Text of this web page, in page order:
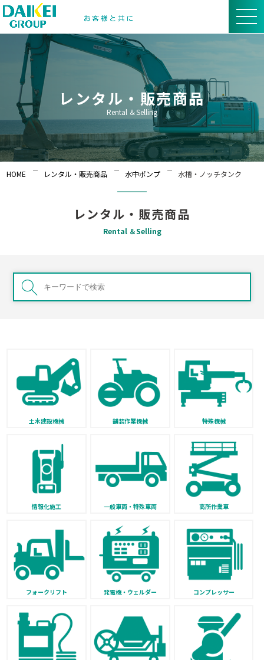
レンタル・販売商品
Rental ＆Selling
HOME レンタル・販売商品 水中ポンプ 水槽・ノッチタンク
レンタル・販売商品
Rental ＆Selling
土木建設機械 舗装作業機械 特殊機械
情報化施工 一般車両・特殊車両 高所作業車
フォークリフト 発電機・ウェルダー コンプレッサー